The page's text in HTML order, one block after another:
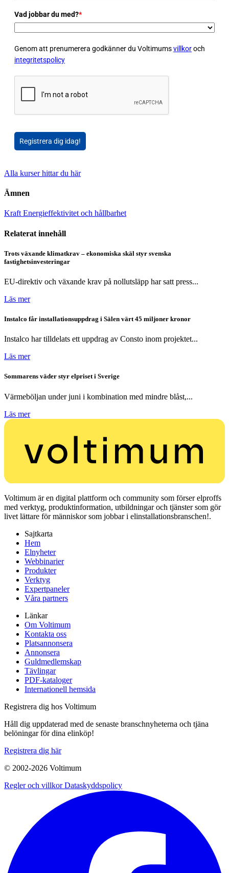
Vad jobbar du med?*
Genom att prenumerera godkänner du Voltimumsvillkoroch
integritetspolicy
Registrera dig idag!
Alla kurser hittar du här
Ämnen
Kraft Energieffektivitet och hållbarhet
Relaterat innehåll
Trots växande klimatkrav – ekonomiska skäl styr svenska
fastighetsinvesteringar
EU-direktiv och växande krav på nollutsläpp har satt press...
Läs mer
Instalco får installationsuppdrag i Sälen värt 45 miljoner kronor
Instalco har tilldelats ett uppdrag av Consto inom projektet...
Läs mer
Sommarens väder styr elpriset i Sverige
Värmeböljan under juni i kombination med mindre blåst,...
Läs mer
Voltimum är en digital plattform och community som förser elproffs
med verktyg, produktinformation, utbildningar och tjänster som gör
livet lättare för människor som jobbar i elinstallationsbranschen!.
Sajtkarta
Hem
Elnyheter
Webbinarier
Produkter
Verktyg
Expertpaneler
Våra partners
Länkar
Om Voltimum
Kontakta oss
Platsannonsera
Annonsera
Guldmedlemskap
Tävlingar
PDF-kataloger
Internationell hemsida
Registrera dig hos Voltimum
Håll dig uppdaterad med de senaste branschnyheterna och tjäna
belöningar för dina elinköp!
Registrera dig här
© 2002-2026 Voltimum
Regler och villkorDataskyddspolicy